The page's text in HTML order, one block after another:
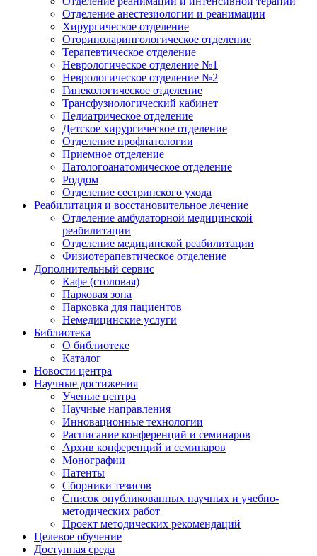
Отделение анестезиологии и реанимации
Хирургическое отделение
Оториноларингологическое отделение
Терапевтическое отделение
Неврологическое отделение №1
Неврологическое отделение №2
Гинекологическое отделение
Трансфузиологический кабинет
Педиатрическое отделение
Детское хирургическое отделение
Отделение профпатологии
Приемное отделение
Патологоанатомическое отделение
Роддом
Отделение сестринского ухода
Реабилитация и восстановительное лечение
Отделение амбулаторной медицинской
реабилитации
Отделение медицинской реабилитации
Физиотерапевтическое отделение
Дополнительный сервис
Кафе (столовая)
Парковая зона
Парковка для пациентов
Немедицинские услуги
Библиотека
О библиотеке
Каталог
Новости центра
Научные достижения
Ученые центра
Научные направления
Инновационные технологии
Расписание конференций и семинаров
Архив конференций и семинаров
Монографии
Патенты
Сборники тезисов
Список опубликованных научных и учебно-
методических работ
Проект методических рекомендаций
Целевое обучение
Доступная среда